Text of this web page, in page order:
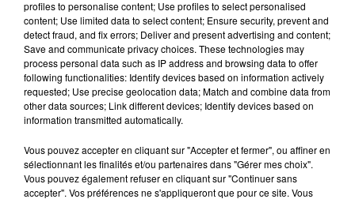
podcasts/2025/01/UJUC-12.mp3
profiles to personalise content; Use profiles to select personalised
content; Use limited data to select content; Ensure security, prevent and
detect fraud, and fix errors; Deliver and present advertising and content;
Save and communicate privacy choices. These technologies may
process personal data such as IP address and browsing data to offer
following functionalities: Identify devices based on information actively
requested; Use precise geolocation data; Match and combine data from
other data sources; Link different devices; Identify devices based on
information transmitted automatically.
Vous pouvez accepter en cliquant sur "Accepter et fermer", ou affiner en
sélectionnant les finalités et/ou partenaires dans "Gérer mes choix".
Vous pouvez également refuser en cliquant sur "Continuer sans
accepter". Vos préférences ne s'appliqueront que pour ce site. Vous